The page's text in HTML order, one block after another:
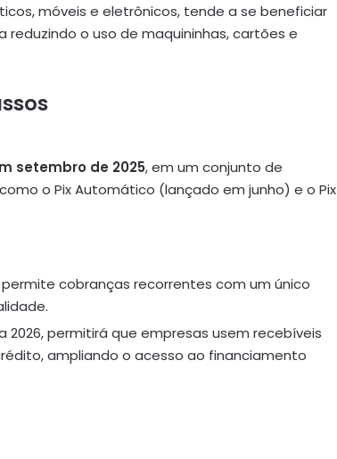
móveis e eletrônicos, tende a se beneficiar
o uso de maquininhas, cartões e
setembro de 2025, em um conjunto de
o Pix Automático (lançado em junho) e o Pix
cobranças recorrentes com um único
2026, permitirá que empresas usem recebíveis
ampliando o acesso ao financiamento